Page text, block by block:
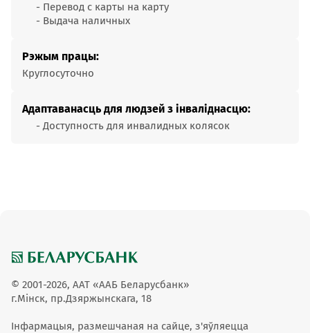
- Перевод с карты на карту
- Выдача наличных
Рэжым працы:
Круглосуточно
Адаптаванасць для людзей з інваліднасцю:
- Доступность для инвалидных колясок
© 2001-2026, ААТ «ААБ Беларусбанк»
г.Мінск, пр.Дзяржынскага, 18
Інфармацыя, размешчаная на сайце, з'яўляецца